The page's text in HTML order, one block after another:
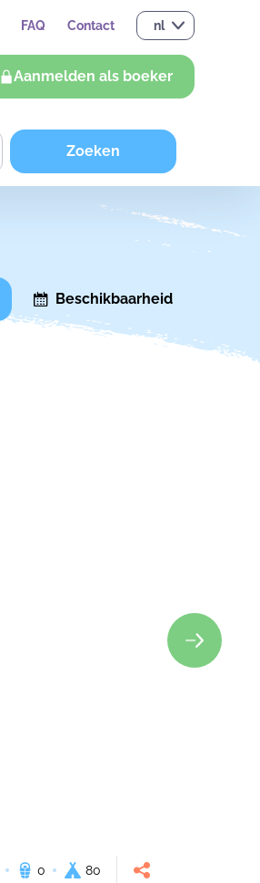
FAQ Contact nl
Aanmelden als boeker
Zoeken
Beschikbaarheid
0 80